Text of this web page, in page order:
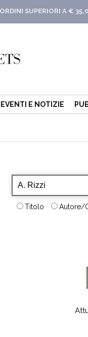
SUPERIORI A €
EVENTI E NOTIZIE
Titolo Autore/